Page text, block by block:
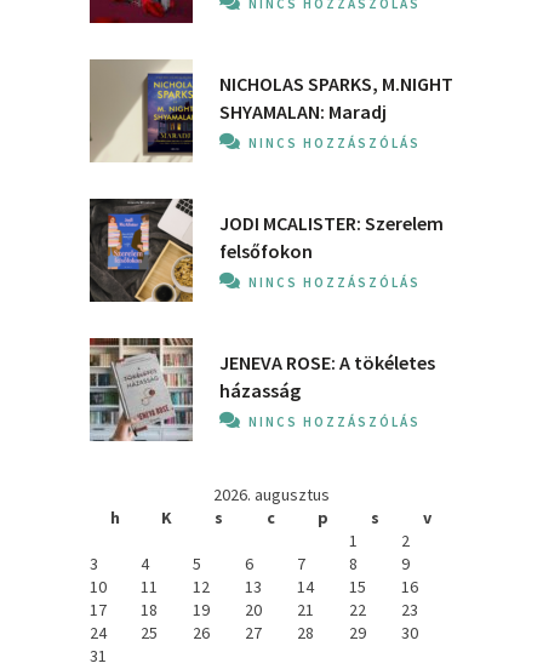
NINCS HOZZÁSZÓLÁS
NICHOLAS SPARKS, M.NIGHT
SHYAMALAN: Maradj
NINCS HOZZÁSZÓLÁS
JODI MCALISTER: Szerelem
felsőfokon
NINCS HOZZÁSZÓLÁS
JENEVA ROSE: A ​tökéletes
házasság
NINCS HOZZÁSZÓLÁS
2026. augusztus
h
K s c p s
v
1
2
3
4 5 6 7 8
9
10
11 12 13 14 15
16
17
18 19 20 21 22
23
24
25 26 27 28 29
30
31